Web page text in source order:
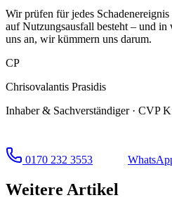
Wir prüfen für jedes
auf Nutzungsausfall besteht – und in
uns an, wir kümmern uns darum.
CP
Chrisovalantis Prasidis
Inhaber & Sachverständiger · CVP
0170 232 3553
Weitere Artikel